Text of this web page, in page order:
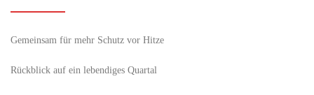
Gemeinsam für mehr Schutz vor Hitze
Rückblick auf ein lebendiges Quartal